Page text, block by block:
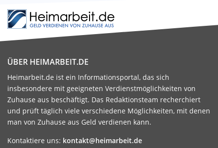
ÜBER HEIMARBEIT.DE
Heimarbeit.de ist ein Informationsportal, das sich
insbesondere mit geeigneten Verdienstmöglichkeiten von
Zuhause aus beschäftigt. Das Redaktionsteam recherchiert
und prüft täglich viele verschiedene Möglichkeiten, mit denen
man von Zuhause aus Geld verdienen kann.
Kontaktiere uns: kontakt@heimarbeit.de